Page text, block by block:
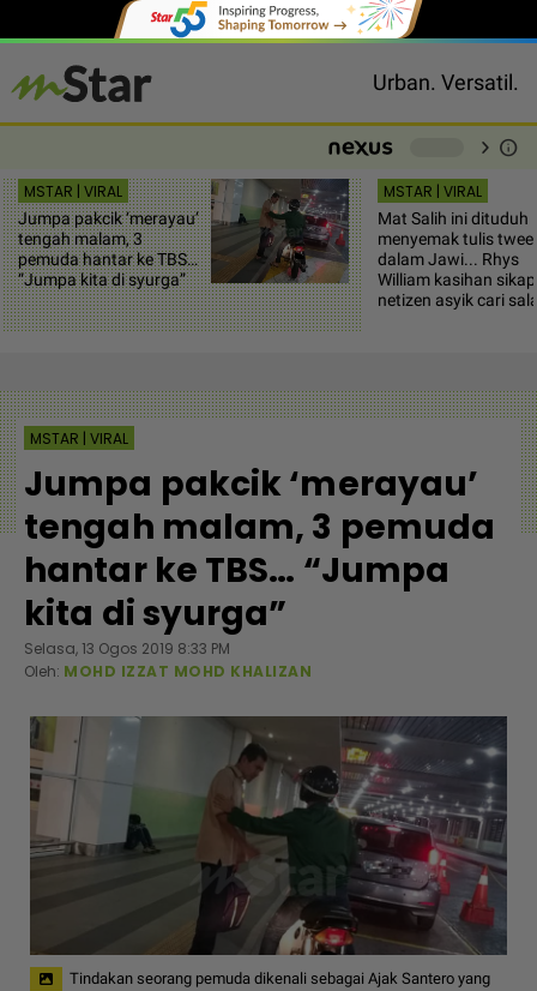
Urban. Versatil.
chevron_right info
MSTAR | VIRAL
Jumpa pakcik ‘merayau’
tengah malam, 3
pemuda hantar ke TBS…
“Jumpa kita di syurga”
MSTAR | VIRAL
Mat Salih ini dituduh
menyemak tulis
dalam Jawi... Rhys
William kasihan sikap
netizen asyik cari
MSTAR | VIRAL
Jumpa pakcik ‘merayau’
tengah malam, 3 pemuda
hantar ke TBS… “Jumpa
kita di syurga”
Selasa, 13 Ogos 2019 8:33 PM
Oleh: MOHD IZZAT MOHD KHALIZAN
Tindakan seorang pemuda dikenali sebagai Ajak Santero yang